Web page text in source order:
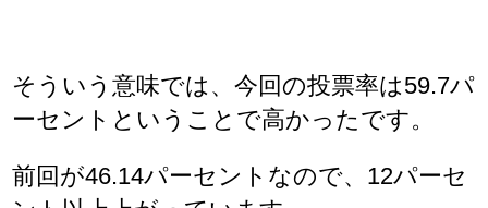
そういう意味では、今回の投票率は59.7パ
ーセントということで高かったです。
前回が46.14パーセントなので、12パーセ